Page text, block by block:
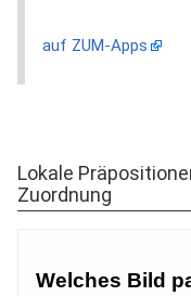
auf ZUM-Apps
Lokale
Zuordnung